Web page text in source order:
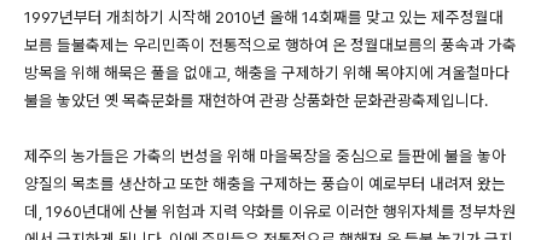
1997년부터 개최하기 시작해 2010년 올해 14회째를 맞고 있는 제주정월대
보름 들불축제는 우리민족이 전통적으로 행하여 온 정월대보름의 풍속과 가축
방목을 위해 해묵은 풀을 없애고, 해충을 구제하기 위해 목야지에 겨울철마다
불을 놓았던 옛 목축문화를 재현하여 관광 상품화한 문화관광축제입니다.
제주의 농가들은 가축의 번성을 위해 마을목장을 중심으로 들판에 불을 놓아
양질의 목초를 생산하고 또한 해충을 구제하는 풍습이 예로부터 내려져 왔는
데, 1960년대에 산불 위험과 지력 약화를 이유로 이러한 행위자체를 정부차원